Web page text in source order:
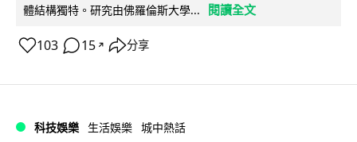
體結構獨特。研究由佛羅倫斯大學...
閱讀全文
103 15 ↗ 分享
科技娛樂 生活娛樂 城中熱話